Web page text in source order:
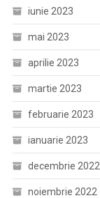
iunie 2023
mai 2023
aprilie 2023
martie 2023
februarie 2023
ianuarie 2023
decembrie 2022
noiembrie 2022